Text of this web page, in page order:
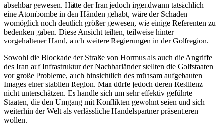
absehbar gewesen. Hätte der Iran jedoch irgendwann tatsächlich
eine Atombombe in den Händen gehabt, wäre der Schaden
womöglich noch deutlich größer gewesen, wie einige Referenten zu
bedenken gaben. Diese Ansicht teilten, teilweise hinter
vorgehaltener Hand, auch weitere Regierungen in der Golfregion.
Sowohl die Blockade der Straße von Hormus als auch die Angriffe
des Iran auf Infrastruktur der Nachbarländer stellten die Golfstaaten
vor große Probleme, auch hinsichtlich des mühsam aufgebauten
Images einer stabilen Region. Man dürfe jedoch deren Resilienz
nicht unterschätzen. Es handle sich um sehr effektiv geführte
Staaten, die den Umgang mit Konflikten gewohnt seien und sich
weiterhin der Welt als verlässliche Handelspartner präsentieren
wollen.